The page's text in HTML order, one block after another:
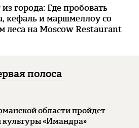
города: Где пробовать
кефаль и маршмеллоу со
леса на Мoscow Restaurant
полоса
области пройдет
культуры «Имандра»